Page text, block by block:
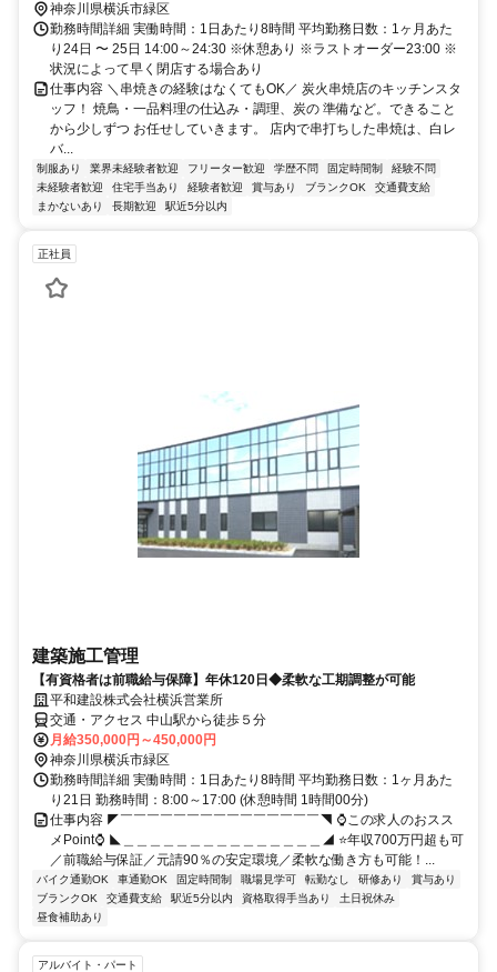
神奈川県横浜市緑区
勤務時間詳細 実働時間：1日あたり8時間 平均勤務日数：1ヶ月あた
り24日 〜 25日 14:00～24:30 ※休憩あり ※ラストオーダー23:00 ※
状況によって早く閉店する場合あり
仕事内容 ＼串焼きの経験はなくてもOK／ 炭火串焼店のキッチンスタ
ッフ！ 焼鳥・一品料理の仕込み・調理、炭の 準備など。できること
から少しずつ お任せしていきます。 店内で串打ちした串焼は、白レ
バ...
制服あり 業界未経験者歓迎 フリーター歓迎 学歴不問 固定時間制
経験不問
未経験者歓迎
住宅手当あり 経験者歓迎 賞与あり ブランクOK
交通費支給
まかないあり
長期歓迎 駅近5分以内
正社員
建築施工管理
【有資格者は前職給与保障】年休120日◆柔軟な工期調整が可能
平和建設株式会社横浜営業所
交通・アクセス 中山駅から徒歩５分
月給350,000円～450,000円
神奈川県横浜市緑区
勤務時間詳細 実働時間：1日あたり8時間 平均勤務日数：1ヶ月あた
り21日 勤務時間：8:00～17:00 (休憩時間 1時間00分)
仕事内容 ◤￣￣￣￣￣￣￣￣￣￣￣￣￣￣￣◥ ⌚この求人のおスス
メPoint⌚ ◣＿＿＿＿＿＿＿＿＿＿＿＿＿＿＿◢ ⭐️年収700万円超も可
／前職給与保証／元請90％の安定環境／柔軟な働き方も可能！...
バイク通勤OK 車通勤OK 固定時間制 職場見学可 転勤なし 研修あり
賞与あり
ブランクOK
交通費支給 駅近5分以内 資格取得手当あり
土日祝休み
昼食補助あり
アルバイト・パート